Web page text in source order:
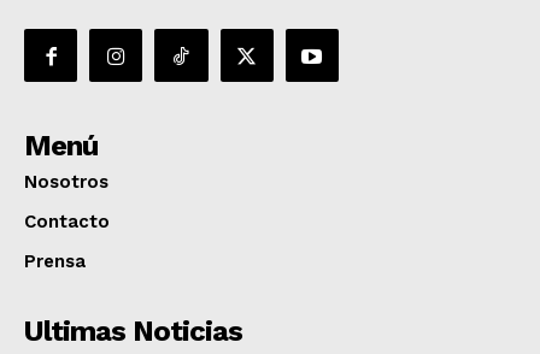
Menú
Nosotros
Contacto
Prensa
Ultimas Noticias